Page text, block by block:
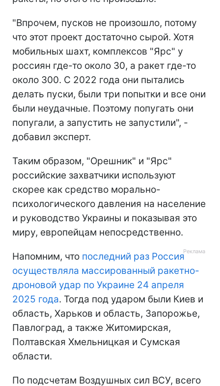
"Впрочем, пусков не произошло, потому
что этот проект достаточно сырой. Хотя
мобильных шахт, комплексов "Ярс" у
россиян где-то около 30, а ракет где-то
около 300. С 2022 года они пытались
делать пуски, были три попытки и все они
были неудачные. Поэтому попугать они
попугали, а запустить не запустили", -
добавил эксперт.
Таким образом, "Орешник" и "Ярс"
российские захватчики используют
скорее как средство морально-
психологического давления на население
и руководство Украины и показывая это
миру, европейцам непосредственно.
Напомним, что последний раз Россия
осуществляла массированный ракетно-
дроновой удар по Украине 24 апреля
2025 года. Тогда под ударом были Киев и
область, Харьков и область, Запорожье,
Павлоград, а также Житомирская,
Полтавская Хмельницкая и Сумская
области.
По подсчетам Воздушных сил ВСУ, всего